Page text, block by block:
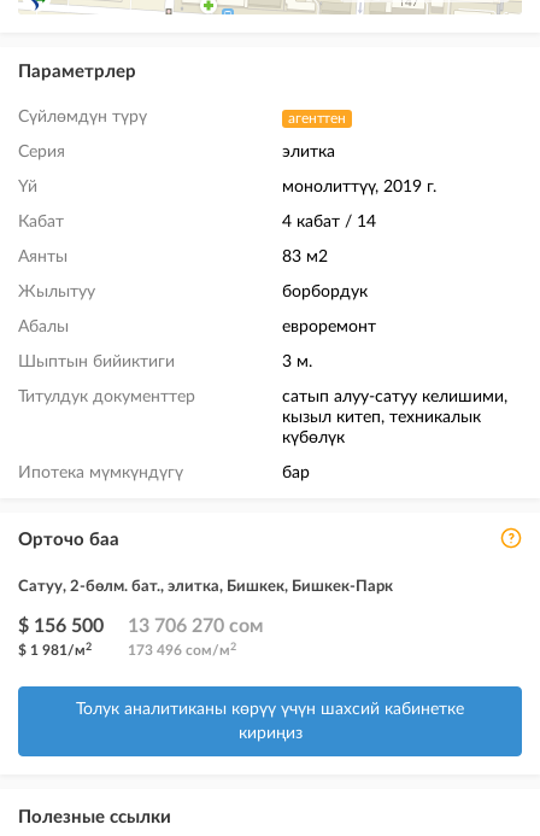
Параметрлер
Сүйлөмдүн түрү агенттен
Серия элитка
Үй монолиттүү, 2019 г.
Кабат 4 кабат / 14
Аянты 83 м2
Жылытуу борбордук
Абалы евроремонт
Шыптын бийиктиги 3 м.
Титулдук документтер
сатып алуу-сатуу келишими,
кызыл китеп, техникалык
күбөлүк
Ипотека мүмкүндүгү бар
Орточо баа
Сатуу, 2-бөлм. бат., элитка, Бишкек, Бишкек-Парк
$ 156 500
$ 1 981/м2
13 706 270 сом
173 496 сом/м2
Толук аналитиканы көрүү үчүн шахсий кабинетке
кириңиз
Полезные ссылки